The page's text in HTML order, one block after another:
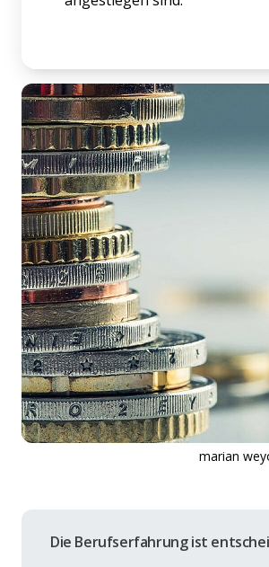
marian
Die Berufserfahrung ist